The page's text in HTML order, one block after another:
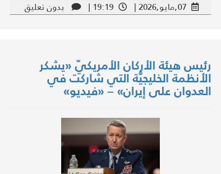
07,مايو,2026 |
19:19 | بدون تعليق
رئيس هيئة الأركان الأمريكيّ «يشكر
الأنظمة الخليجيَّة التي شاركت في
العدوان على إيران» – «فيديو»